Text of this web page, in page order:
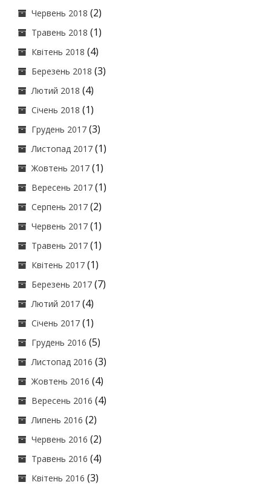
Червень 2018 (2)
Травень 2018 (1)
Квітень 2018 (4)
Березень 2018 (3)
Лютий 2018 (4)
Січень 2018 (1)
Грудень 2017 (3)
Листопад 2017 (1)
Жовтень 2017 (1)
Вересень 2017 (1)
Серпень 2017 (2)
Червень 2017 (1)
Травень 2017 (1)
Квітень 2017 (1)
Березень 2017 (7)
Лютий 2017 (4)
Січень 2017 (1)
Грудень 2016 (5)
Листопад 2016 (3)
Жовтень 2016 (4)
Вересень 2016 (4)
Липень 2016 (2)
Червень 2016 (2)
Травень 2016 (4)
Квітень 2016 (3)